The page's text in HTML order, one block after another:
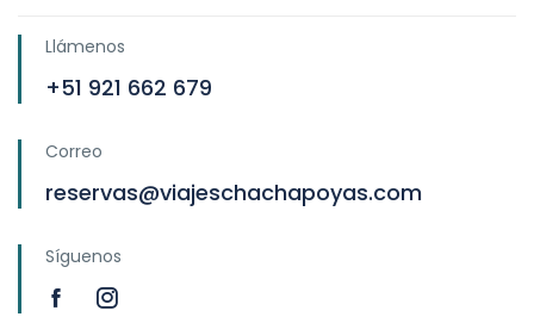
Llámenos
+51 921 662 679
Correo
reservas@viajeschachapoyas.com
Síguenos